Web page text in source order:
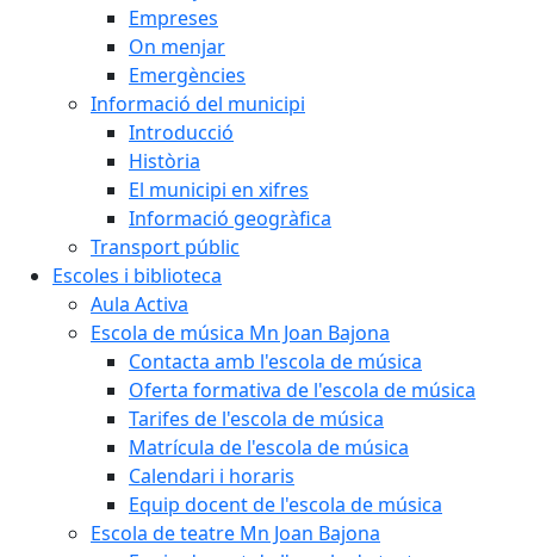
Empreses
On menjar
Emergències
Informació del municipi
Introducció
Història
El municipi en xifres
Informació geogràfica
Transport públic
Escoles i biblioteca
Aula Activa
Escola de música Mn Joan Bajona
Contacta amb l'escola de música
Oferta formativa de l'escola de música
Tarifes de l'escola de música
Matrícula de l'escola de música
Calendari i horaris
Equip docent de l'escola de música
Escola de teatre Mn Joan Bajona